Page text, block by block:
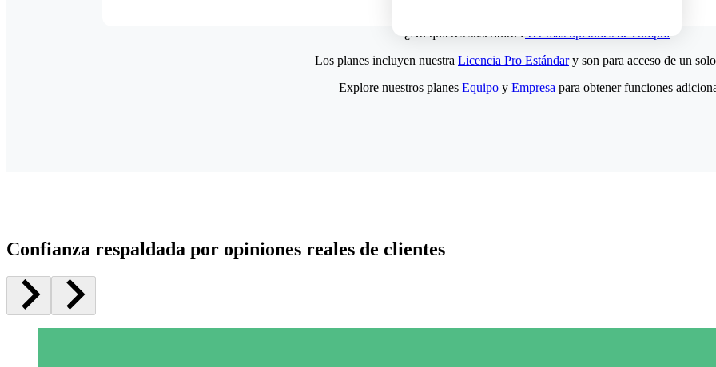
¿No quieres suscribirte?Ver más opciones de compra
Los planes incluyen nuestra Licencia Pro Estándary son para acceso de un
Explore nuestros planes Equipo y Empresa para obtener funciones
Confianza respaldada por opiniones reales de clientes